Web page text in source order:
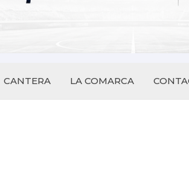
CANTERA LA COMARCA